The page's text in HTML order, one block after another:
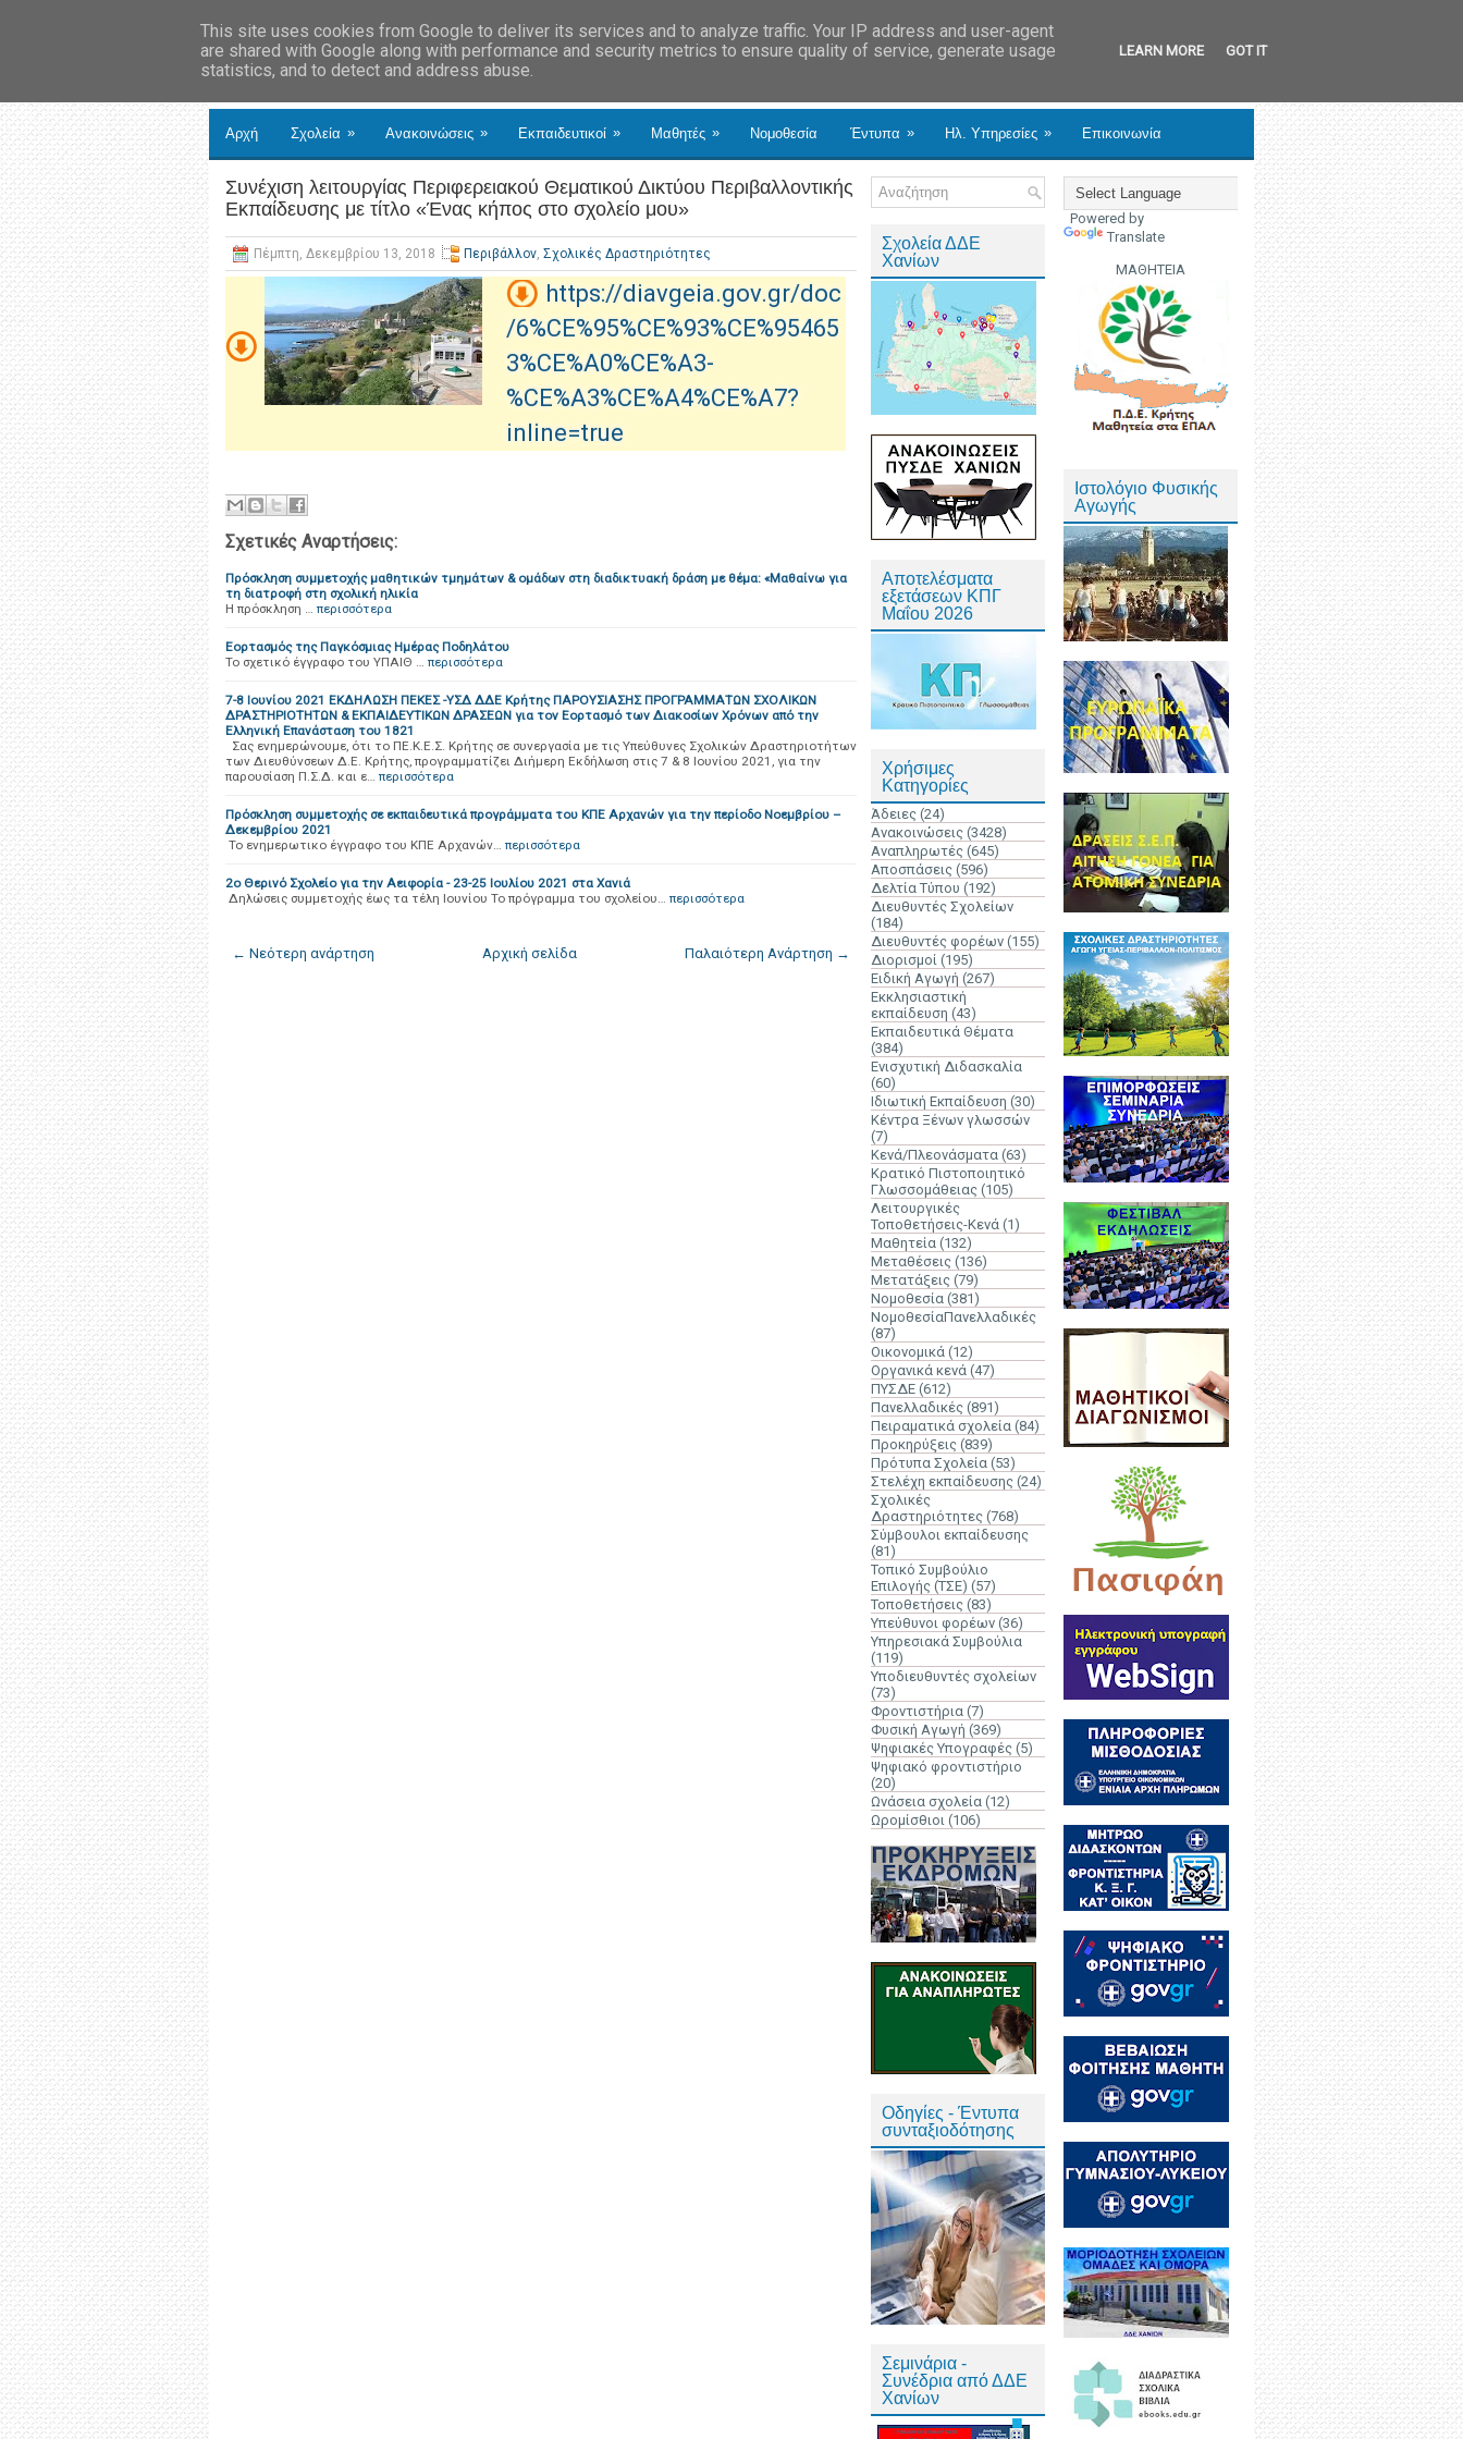
Αρχή Σχολεία » Ανακοινώσεις » Εκπαιδευτικοί » Μαθητές » Νομοθεσία Έντυπα » Ηλ. Υπηρεσίες » Επικοινωνία
Συνέχιση λειτουργίας Περιφερειακού Θεματικού Δικτύου Περιβαλλοντικής
Εκπαίδευσης με τίτλο «Ένας κήπος στο σχολείο μου»
Πέμπτη, Δεκεμβρίου 13, 2018 Περιβάλλον, Σχολικές Δραστηριότητες
https://diavgeia.gov.gr/doc
/6%CE%95%CE%93%CE%95465
3%CE%A0%CE%A3-
%CE%A3%CE%A4%CE%A7?
inline=true
Σχετικές Αναρτήσεις:
Πρόσκληση συμμετοχής μαθητικών τμημάτων & ομάδων στη διαδικτυακή δράση με θέμα: «Μαθαίνω για
τη διατροφή στη σχολική ηλικία
Η πρόσκληση … περισσότερα
Εορτασμός της Παγκόσμιας Ημέρας Ποδηλάτου
Το σχετικό έγγραφο του ΥΠΑΙΘ … περισσότερα
7-8 Ιουνίου 2021 ΕΚΔΗΛΩΣΗ ΠΕΚΕΣ -ΥΣΔ ΔΔΕ Κρήτης ΠΑΡΟΥΣΙΑΣΗΣ ΠΡΟΓΡΑΜΜΑΤΩΝ ΣΧΟΛΙΚΩΝ
ΔΡΑΣΤΗΡΙΟΤΗΤΩΝ & ΕΚΠΑΙΔΕΥΤΙΚΩΝ ΔΡΑΣΕΩΝ για τον Εορτασμό των Διακοσίων Χρόνων από την
Ελληνική Επανάσταση του 1821
Σας ενημερώνουμε, ότι το ΠΕ.Κ.Ε.Σ. Κρήτης σε συνεργασία με τις Υπεύθυνες Σχολικών Δραστηριοτήτων
των Διευθύνσεων Δ.Ε. Κρήτης, προγραμματίζει Διήμερη Εκδήλωση στις 7 & 8 Ιουνίου 2021, για την
παρουσίαση Π.Σ.Δ. και ε… περισσότερα
Πρόσκληση συμμετοχής σε εκπαιδευτικά προγράμματα του ΚΠΕ Αρχανών για την περίοδο Νοεμβρίου –
Δεκεμβρίου 2021
Το ενημερωτικο έγγραφο του ΚΠΕ Αρχανών… περισσότερα
2ο Θερινό Σχολείο για την Αειφορία - 23-25 Ιουλίου 2021 στα Χανιά
Δηλώσεις συμμετοχής έως τα τέλη Ιουνίου Το πρόγραμμα του σχολείου… περισσότερα
← Νεότερη ανάρτηση Παλαιότερη Ανάρτηση →
Αρχική σελίδα
Σχολεία ΔΔΕ
Χανίων
Αποτελέσματα
εξετάσεων ΚΠΓ
Μαΐου 2026
Χρήσιμες
Κατηγορίες
Άδειες (24)
Ανακοινώσεις (3428)
Αναπληρωτές (645)
Αποσπάσεις (596)
Δελτία Τύπου (192)
Διευθυντές Σχολείων
(184)
Διευθυντές φορέων (155)
Διορισμοί (195)
Ειδική Αγωγή (267)
Εκκλησιαστική
εκπαίδευση (43)
Εκπαιδευτικά Θέματα
(384)
Ενισχυτική Διδασκαλία
(60)
Ιδιωτική Εκπαίδευση (30)
Κέντρα Ξένων γλωσσών
(7)
Κενά/Πλεονάσματα (63)
Κρατικό Πιστοποιητικό
Γλωσσομάθειας (105)
Λειτουργικές
Τοποθετήσεις-Κενά (1)
Μαθητεία (132)
Μεταθέσεις (136)
Μετατάξεις (79)
Νομοθεσία (381)
ΝομοθεσίαΠανελλαδικές
(87)
Οικονομικά (12)
Οργανικά κενά (47)
ΠΥΣΔΕ (612)
Πανελλαδικές (891)
Πειραματικά σχολεία (84)
Προκηρύξεις (839)
Πρότυπα Σχολεία (53)
Στελέχη εκπαίδευσης (24)
Σχολικές
Δραστηριότητες (768)
Σύμβουλοι εκπαίδευσης
(81)
Τοπικό Συμβούλιο
Επιλογής (ΤΣΕ) (57)
Τοποθετήσεις (83)
Υπεύθυνοι φορέων (36)
Υπηρεσιακά Συμβούλια
(119)
Υποδιευθυντές σχολείων
(73)
Φροντιστήρια (7)
Φυσική Αγωγή (369)
Ψηφιακές Υπογραφές (5)
Ψηφιακό φροντιστήριο
(20)
Ωνάσεια σχολεία (12)
Ωρομίσθιοι (106)
Οδηγίες - Έντυπα
συνταξιοδότησης
Σεμινάρια -
Συνέδρια από ΔΔΕ
Χανίων
Powered by
Translate
ΜΑΘΗΤΕΙΑ
Ιστολόγιο Φυσικής
Αγωγής
This site uses cookies from Google to deliver its services and to analyze traffic. Your IP address and user-agent
are shared with Google along with performance and security metrics to ensure quality of service, generate usage
statistics, and to detect and address abuse.
LEARN MORE GOT IT